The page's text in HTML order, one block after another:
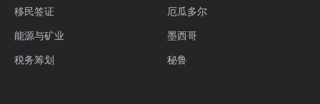
移民签证
能源与矿业
税务筹划
厄瓜多尔
墨西哥
秘鲁